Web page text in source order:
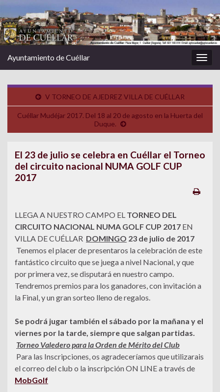
la
Ayuntamiento de Cuéllar
V TORNEO DE AJEDREZ VILLA DE CUÉLLAR
Cuéllar Mudéjar 2017. Del 18 al 20 de agosto en la Huerta del
Duque.
El 23 de julio se celebra en Cuéllar el Torneo
del circuito nacional NUMA GOLF CUP
2017
LLEGA A NUESTRO CAMPO EL TORNEO DEL
CIRCUITO NACIONAL NUMA GOLF CUP 2017 EN
VILLA DE CUÉLLAR DOMINGO 23 de julio de 2017
Tenemos el placer de presentaros la celebración de este
fantástico circuito que se juega a nivel Nacional, y que
por primera vez, se disputará en nuestro campo.
Tendremos premios para los ganadores, con invitación a
la Final, y un gran sorteo lleno de regalos.
Se podrá jugar también el sábado por la mañana y el
viernes por la tarde, siempre que salgan partidas.
Torneo Valedero para la Orden de Mérito del Club
Para las Inscripciones, os agradeceríamos que utilizarais
el correo del club o la inscripción ON LINE a través de
MobGolf